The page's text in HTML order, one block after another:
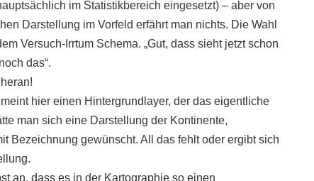
im Statistikbereich eingesetzt) – aber von
Darstellung im Vorfeld erfährt man nichts. Die Wahl
Versuch-Irrtum Schema. „Gut, dass sieht jetzt schon
das“.
hier einen Hintergrundlayer, der das eigentliche
man sich eine Darstellung der Kontinente,
Bezeichnung gewünscht. All das fehlt oder ergibt sich
an, dass es in der Kartographie so einen